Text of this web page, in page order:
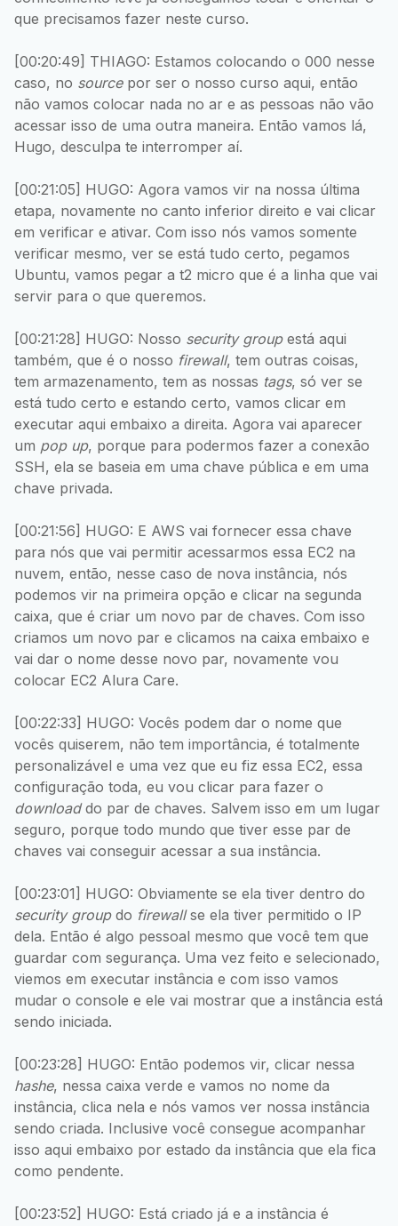
que precisamos fazer neste curso.
[00:20:49] THIAGO: Estamos colocando o 000 nesse
caso, no sourcepor ser o nosso curso aqui, então
não vamos colocar nada no ar e as pessoas não vão
acessar isso de uma outra maneira. Então vamos lá,
Hugo, desculpa te interromper aí.
[00:21:05] HUGO: Agora vamos vir na nossa última
etapa, novamente no canto inferior direito e vai clicar
em verificar e ativar. Com isso nós vamos somente
verificar mesmo, ver se está tudo certo, pegamos
Ubuntu, vamos pegar a t2 micro que é a linha que vai
servir para o que queremos.
[00:21:28] HUGO: Nosso security groupestá aqui
também, que é o nosso firewall, tem outras coisas,
tem armazenamento, tem as nossas tags, só ver se
está tudo certo e estando certo, vamos clicar em
executar aqui embaixo a direita. Agora vai aparecer
um pop up, porque para podermos fazer a conexão
SSH, ela se baseia em uma chave pública e em uma
chave privada.
[00:21:56] HUGO: E AWS vai fornecer essa chave
para nós que vai permitir acessarmos essa EC2 na
nuvem, então, nesse caso de nova instância, nós
podemos vir na primeira opção e clicar na segunda
caixa, que é criar um novo par de chaves. Com isso
criamos um novo par e clicamos na caixa embaixo e
vai dar o nome desse novo par, novamente vou
colocar EC2 Alura Care.
[00:22:33] HUGO: Vocês podem dar o nome que
vocês quiserem, não tem importância, é totalmente
personalizável e uma vez que eu fiz essa EC2, essa
configuração toda, eu vou clicar para fazer o
downloaddo par de chaves. Salvem isso em um lugar
seguro, porque todo mundo que tiver esse par de
chaves vai conseguir acessar a sua instância.
[00:23:01] HUGO: Obviamente se ela tiver dentro do
security groupdo firewallse ela tiver permitido o IP
dela. Então é algo pessoal mesmo que você tem que
guardar com segurança. Uma vez feito e selecionado,
viemos em executar instância e com isso vamos
mudar o console e ele vai mostrar que a instância está
sendo iniciada.
[00:23:28] HUGO: Então podemos vir, clicar nessa
hashe, nessa caixa verde e vamos no nome da
instância, clica nela e nós vamos ver nossa instância
sendo criada. Inclusive você consegue acompanhar
isso aqui embaixo por estado da instância que ela fica
como pendente.
[00:23:52] HUGO: Está criado já e a instância é